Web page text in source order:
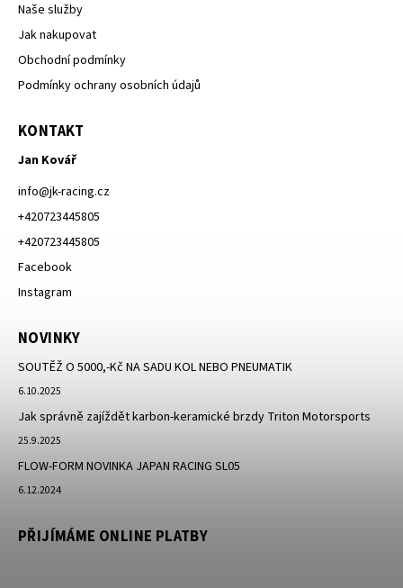
Naše služby
Jak nakupovat
Obchodní podmínky
Podmínky ochrany osobních údajů
KONTAKT
Jan Kovář
info@jk-racing.cz
+420723445805
+420723445805
Facebook
Instagram
NOVINKY
SOUTĚŽ O 5000,-Kč NA SADU KOL NEBO PNEUMATIK
6.10.2025
Jak správně zajíždět karbon-keramické brzdy Triton Motorsports
25.9.2025
FLOW-FORM NOVINKA JAPAN RACING SL05
6.12.2024
PŘIJÍMÁME ONLINE PLATBY